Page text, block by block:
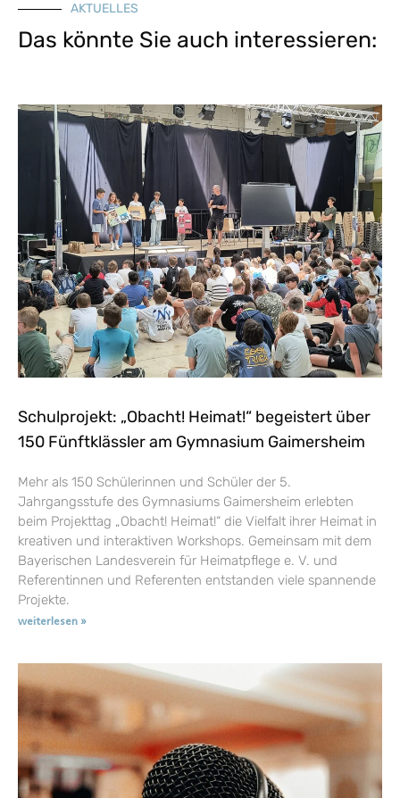
AKTUELLES
Das könnte Sie auch interessieren:
Schulprojekt: „Obacht! Heimat!“ begeistert über
150 Fünftklässler am Gymnasium Gaimersheim
Mehr als 150 Schülerinnen und Schüler der 5.
Jahrgangsstufe des Gymnasiums Gaimersheim erlebten
beim Projekttag „Obacht! Heimat!“ die Vielfalt ihrer Heimat in
kreativen und interaktiven Workshops. Gemeinsam mit dem
Bayerischen Landesverein für Heimatpflege e. V. und
Referentinnen und Referenten entstanden viele spannende
Projekte.
weiterlesen »